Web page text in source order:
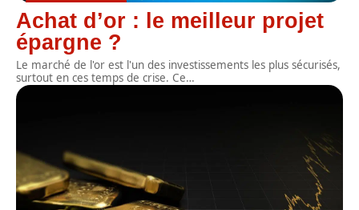
Achat d’or : le meilleur projet
épargne ?
Le marché de l'or est l'un des investissements les plus sécurisés,
surtout en ces temps de crise. Ce…